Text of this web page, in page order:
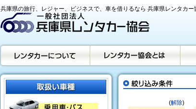
兵庫県の旅行、レジャー、ビジネスで、車を借りるなら 兵庫県レンタカー
(解除)